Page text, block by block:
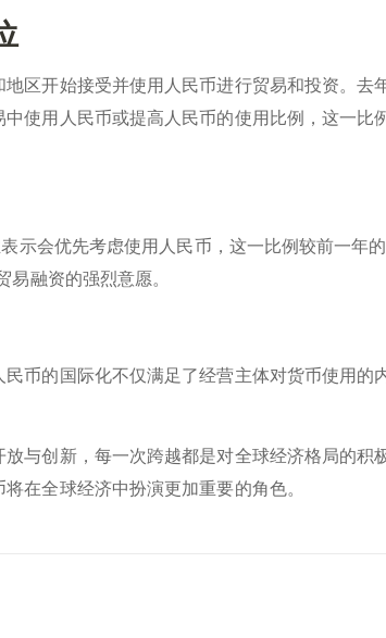
区开始接受并使用人民币进行贸易和投资。去
使用人民币或提高人民币的使用比例，这一比
示会优先考虑使用人民币，这一比例较前一年
融资的强烈意愿。
币的国际化不仅满足了经营主体对货币使用的
与创新，每一次跨越都是对全球经济格局的积
在全球经济中扮演更加重要的角色。